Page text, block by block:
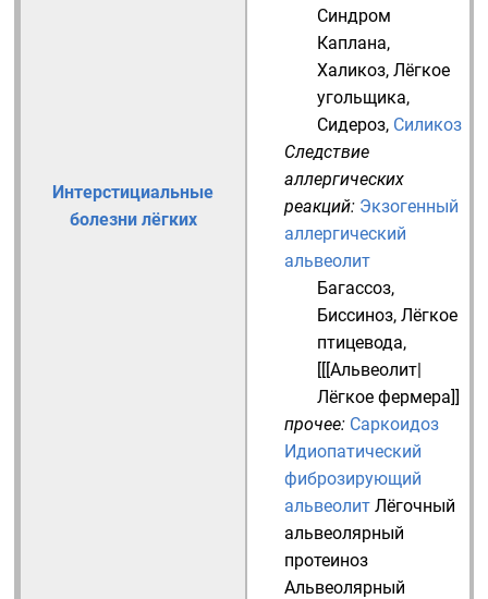
Интерстициальные
болезни лёгких
Синдром
Каплана,
Халикоз, Лёгкое
угольщика,
Сидероз, Силикоз
Следствие
аллергических
реакций: Экзогенный
аллергический
альвеолит
Багассоз,
Биссиноз, Лёгкое
птицевода,
[[[Альвеолит|
Лёгкое фермера]]
прочее: Саркоидоз
Идиопатический
фиброзирующий
альвеолит Лёгочный
альвеолярный
протеиноз
Альвеолярный